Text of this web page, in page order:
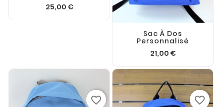
25,00 €
Sac À Dos
Personnalisé
21,00 €
favorite_border favorite_border